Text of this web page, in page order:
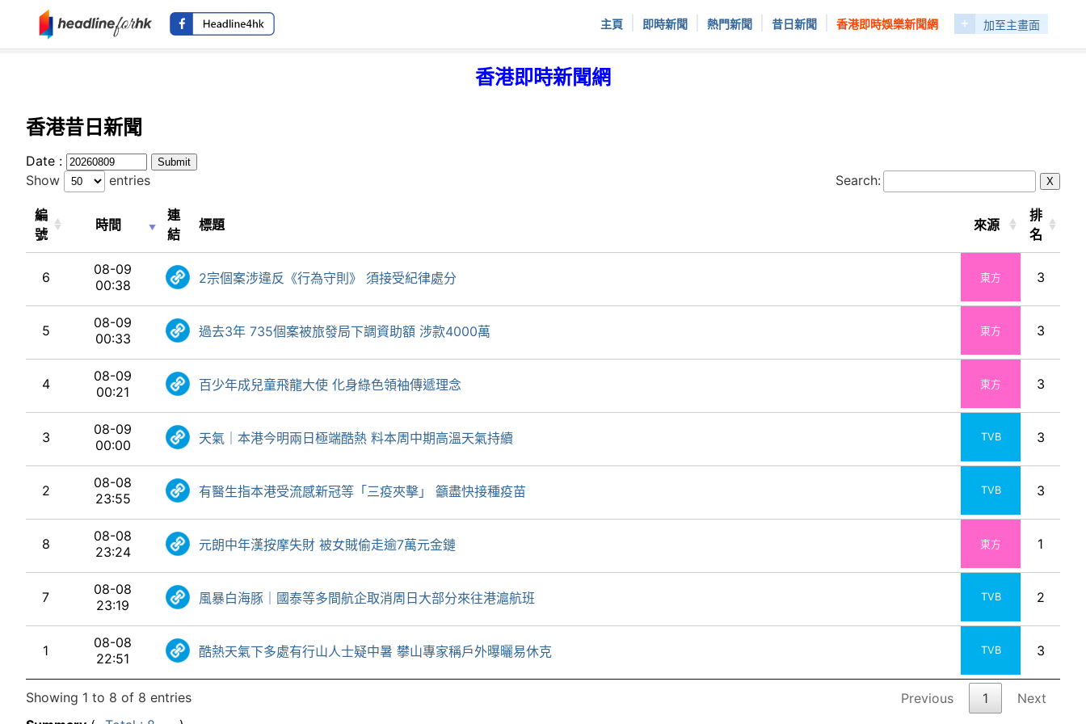
主頁 即時新聞 熱門新聞 昔日新聞 香港即時娛樂新聞網 + 加至主畫面
香港即時新聞網
香港昔日新聞
Date :
Show
entries Search: X
編
號
時間
連
結
標題 來源
排
名
6
08-09
00:38
2宗個案涉違反《行為守則》 須接受紀律處分 東方 3
5
08-09
00:33
過去3年 735個案被旅發局下調資助額 涉款4000萬 東方 3
4
08-09
00:21
百少年成兒童飛龍大使 化身綠色領袖傳遞理念 東方 3
3
08-09
00:00
天氣｜本港今明兩日極端酷熱 料本周中期高溫天氣持續 TVB 3
2
08-08
23:55
有醫生指本港受流感新冠等「三疫夾擊」 籲盡快接種疫苗 TVB 3
8
08-08
23:24
元朗中年漢按摩失財 被女賊偷走逾7萬元金鏈 東方 1
7
08-08
23:19
風暴白海豚｜國泰等多間航企取消周日大部分來往港滬航班 TVB 2
1
08-08
22:51
酷熱天氣下多處有行山人士疑中暑 攀山專家稱戶外曝曬易休克 TVB 3
Showing 1 to 8 of 8 entries Previous 1
Next